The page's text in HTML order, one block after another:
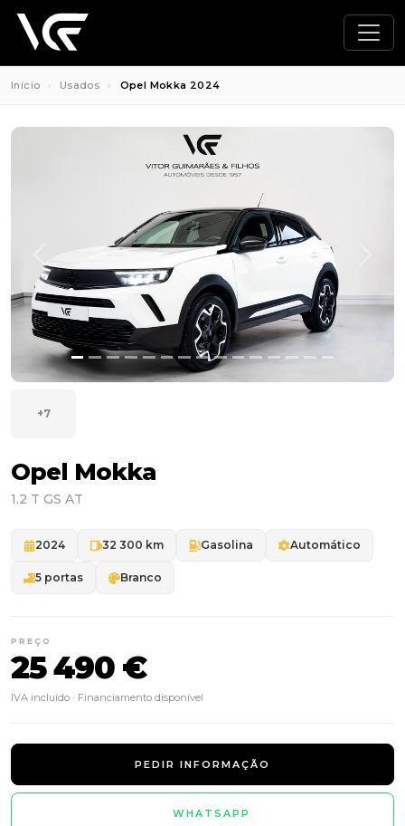
Início Usados Opel Mokka 2024
+7
Opel Mokka
1.2 T GS AT
2024 32 300 km Gasolina Automático
5 portas Branco
PREÇO
25 490 €
IVA incluído · Financiamento disponível
PEDIR INFORMAÇÃO
WHATSAPP